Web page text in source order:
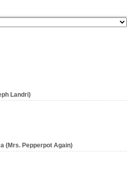
Landri)
(Mrs. Pepperpot Again)